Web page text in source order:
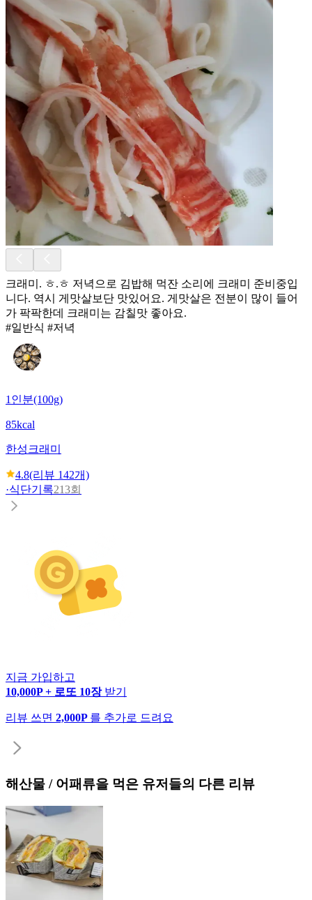
크래미. ㅎ.ㅎ 저녁으로 김밥해 먹잔 소리에 크래미 준비중입
니다. 역시 게맛살보단 맛있어요. 게맛살은 전분이 많이 들어
가 팍팍한데 크래미는 감칠맛 좋아요.
#일반식 #저녁
1인분(100g)
85kcal
한성 크래미
4.8(리뷰 142개)
·식단기록213회
지금 가입하고
10,000P + 로또 10장 받기
리뷰 쓰면 2,000P 를 추가로 드려요
해산물 / 어패류을 먹은 유저들의 다른 리뷰